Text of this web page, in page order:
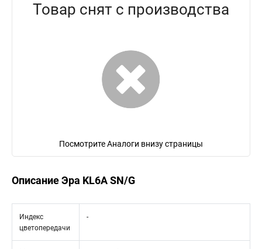
Товар снят с производства
Посмотрите Аналоги внизу страницы
Описание Эра KL6A SN/G
Индекс
цветопередачи
-